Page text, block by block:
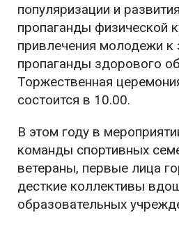
популяризации и
пропаганды физической
привлечения молодежи к
пропаганды здорового
Торжественная
состоится в 10.00.
В этом году в
команды спортивных
ветераны, первые лица
десткие коллективы
образовательных